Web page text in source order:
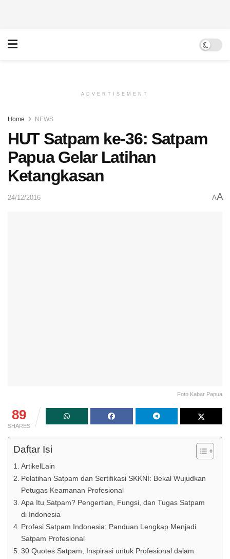
ADVERTISEMENT
Home NEWS
HUT Satpam ke-36: Satpam
Papua Gelar Latihan
Ketangkasan
24/12/2016 AA
Foto Kabar Papua
89
SHARES
Daftar Isi
ArtikelLain
Pelatihan Satpam dan Sertifikasi SKKNI: Bekal Wujudkan
Petugas Keamanan Profesional
Apa Itu Satpam? Pengertian, Fungsi, dan Tugas Satpam
di Indonesia
Profesi Satpam Indonesia: Panduan Lengkap Menjadi
Satpam Profesional
30 Quotes Satpam, Inspirasi untuk Profesional dalam